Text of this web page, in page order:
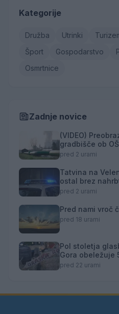
Kategorije
Družba Utrinki
Šport
Gospodarstvo
Osmrtnice
Zadnje novice
(VIDEO)
gradbišče ob
naložbo v
pred 2 urami
Tatvina na
ostal brez
predmetov
pred 2 urami
Pred nami vroč
pred 18 urami
Pol stoletja
Gora obeležuje
narodno-
pred 22 urami